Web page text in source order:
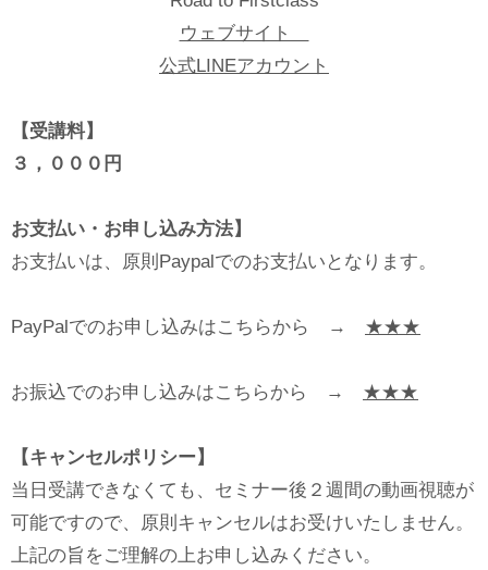
ウェブサイト
公式LINEアカウント
【受講料】
３，０００円
お支払い・お申し込み方法】
お支払いは、原則Paypalでのお支払いとなります。
PayPalでのお申し込みはこちらから → ★★★
お振込でのお申し込みはこちらから → ★★★
【キャンセルポリシー】
当日受講できなくても、セミナー後２週間の動画視聴が
可能ですので、原則キャンセルはお受けいたしません。
上記の旨をご理解の上お申し込みください。